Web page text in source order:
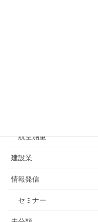
航空測量
建設業
情報発信
セミナー